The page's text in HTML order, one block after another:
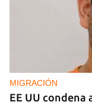
MIGRACIÓN
EE UU condena